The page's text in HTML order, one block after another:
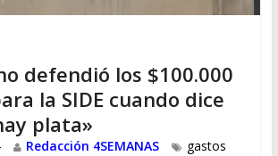
defendió los $100.000
la SIDE cuando dice
plata»
Redacción 4SEMANAS
gastos